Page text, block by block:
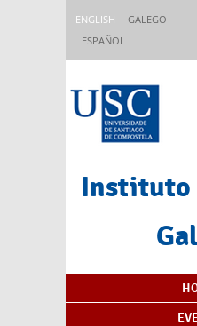
ENGLISH
GALEGO
ESPAÑOL
Instituto
Content